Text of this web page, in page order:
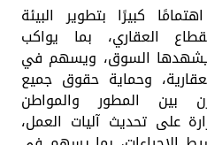
كبيرًا بتطوير البيئة
العقاري، بما يواكب
يشهدها السوق، ويسهم في
وحماية حقوق جميع
بين المطور والمواطن
على تحديث آليات العمل،